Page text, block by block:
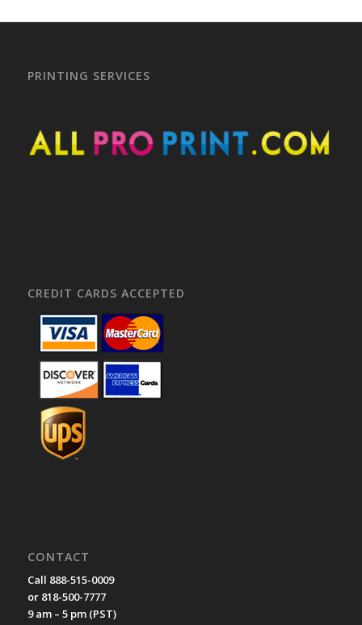
PRINTING SERVICES
CREDIT CARDS ACCEPTED
CONTACT
Call 888-515-0009
or 818-500-7777
9 am – 5 pm (PST)